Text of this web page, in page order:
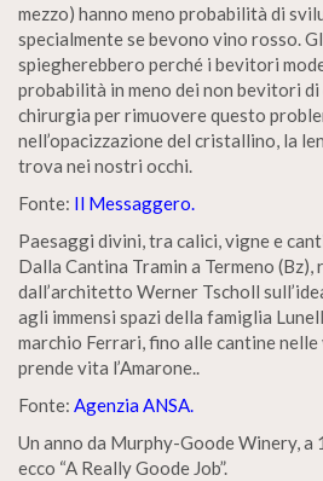
mezzo) hanno meno probabilità di
specialmente se bevono vino rosso.
spiegherebbero perché i bevitori
probabilità in meno dei non bevitori
chirurgia per rimuovere questo
nell’opacizzazione del cristallino, la
trova nei nostri occhi.
Fonte: Il Messaggero.
Paesaggi divini, tra calici, vigne e
Dalla Cantina Tramin a Termeno
dall’architetto Werner Tscholl
agli immensi spazi della famiglia
marchio Ferrari, fino alle cantine
prende vita l’Amarone..
Fonte: Agenzia ANSA.
Un anno da Murphy-Goode Winery, a
ecco “A Really Goode Job”.